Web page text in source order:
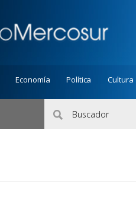
Economía Política Cultura